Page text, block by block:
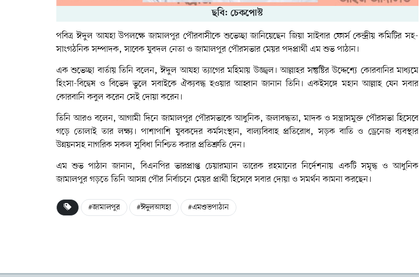
ছবি: চেকপোস্ট
পবিত্র ঈদুল আযহা উপলক্ষে জামালপুর পৌরবাসীকে শুভেচ্ছা জানিয়েছেন জিয়া সাইবার ফোর্স কেন্দ্রীয় কমিটির সহ-
সাংগঠনিক সম্পাদক, সাবেক যুবদল নেতা ও জামালপুর পৌরসভার মেয়র পদপ্রার্থী এম শুভ পাঠান।
এক শুভেচ্ছা বার্তায় তিনি বলেন, ঈদুল আযহা ত্যাগের মহিমায় উজ্জ্বল। আল্লাহর সন্তুষ্টির উদ্দেশ্যে কোরবানির মাধ্যমে
হিংসা-বিদ্বেষ ও বিভেদ ভুলে সবাইকে ঐক্যবদ্ধ হওয়ার আহ্বান জানান তিনি। একইসঙ্গে মহান আল্লাহ যেন সবার
কোরবানি কবুল করেন সেই দোয়া করেন।
তিনি আরও বলেন, আগামী দিনে জামালপুর পৌরসভাকে আধুনিক, জলাবদ্ধতা, মাদক ও সন্ত্রাসমুক্ত পৌরসভা হিসেবে
গড়ে তোলাই তার লক্ষ্য। পাশাপাশি যুবকদের কর্মসংস্থান, বাল্যবিবাহ প্রতিরোধ, সড়ক বাতি ও ড্রেনেজ ব্যবস্থার
উন্নয়নসহ নাগরিক সকল সুবিধা নিশ্চিত করার প্রতিশ্রুতি দেন।
এম শুভ পাঠান জানান, বিএনপির ভারপ্রাপ্ত চেয়ারম্যান তারেক রহমানের নির্দেশনায় একটি সমৃদ্ধ ও আধুনিক
জামালপুর গড়তে তিনি আসন্ন পৌর নির্বাচনে মেয়র প্রার্থী হিসেবে সবার দোয়া ও সমর্থন কামনা করছেন।
#জামালপুর #ঈদুলআযহা #এমশুভপাঠান